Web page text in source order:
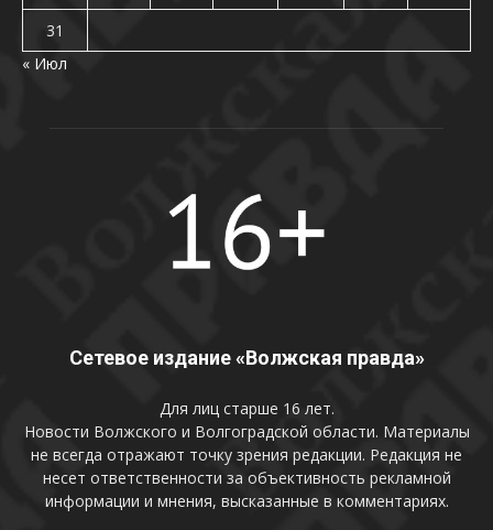
31
« Июл
Сетевое издание «Волжская правда»
Для лиц старше 16 лет.
Новости Волжского и Волгоградской области. Материалы
не всегда отражают точку зрения редакции. Редакция не
несет ответственности за объективность рекламной
информации и мнения, высказанные в комментариях.